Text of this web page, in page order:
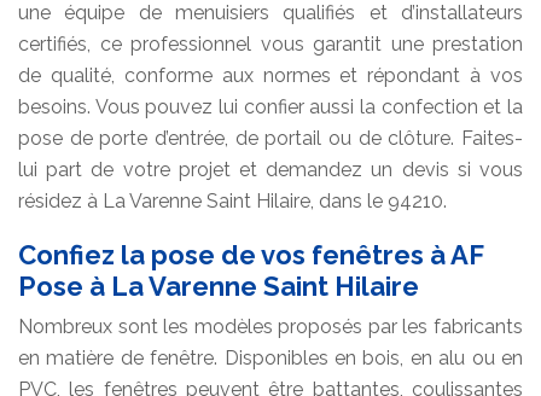
une équipe de menuisiers qualifiés et d’installateurs
certifiés, ce professionnel vous garantit une prestation
de qualité, conforme aux normes et répondant à vos
besoins. Vous pouvez lui confier aussi la confection et la
pose de porte d’entrée, de portail ou de clôture. Faites-
lui part de votre projet et demandez un devis si vous
résidez à La Varenne Saint Hilaire, dans le 94210.
Confiez la pose de vos fenêtres à AF
Pose à La Varenne Saint Hilaire
Nombreux sont les modèles proposés par les fabricants
en matière de fenêtre. Disponibles en bois, en alu ou en
PVC, les fenêtres peuvent être battantes, coulissantes